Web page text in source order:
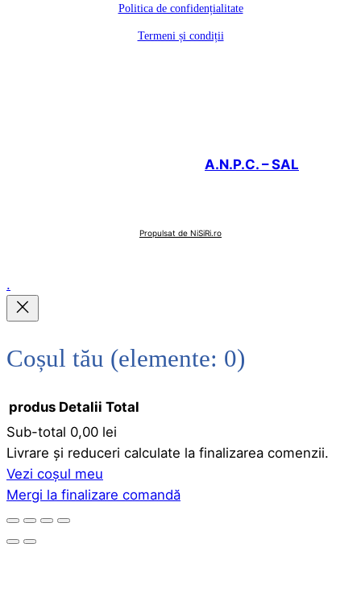
Politica de confidențialitate
Termeni și condiții
A.N.P.C. – SAL
Propulsat de NiSiRi.ro
.
Coșul tău (elemente: 0)
Produse
în
coș
produs Detalii Total
Sub-total 0,00 lei
Livrare și reduceri calculate la finalizarea comenzii.
Vezi coșul meu
Mergi la finalizare comandă